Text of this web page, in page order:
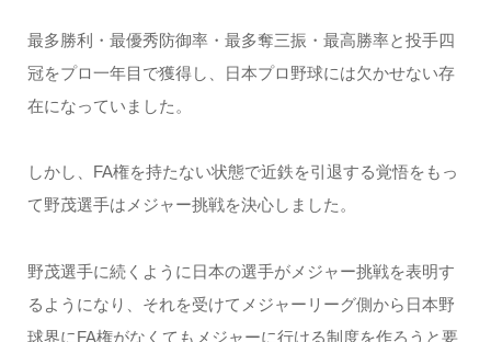
最多勝利・最優秀防御率・最多奪三振・最高勝率と投手四
冠をプロ一年目で獲得し、日本プロ野球には欠かせない存
在になっていました。
しかし、FA権を持たない状態で近鉄を引退する覚悟をもっ
て野茂選手はメジャー挑戦を決心しました。
野茂選手に続くように日本の選手がメジャー挑戦を表明す
るようになり、それを受けてメジャーリーグ側から日本野
球界にFA権がなくてもメジャーに行ける制度を作ろうと要